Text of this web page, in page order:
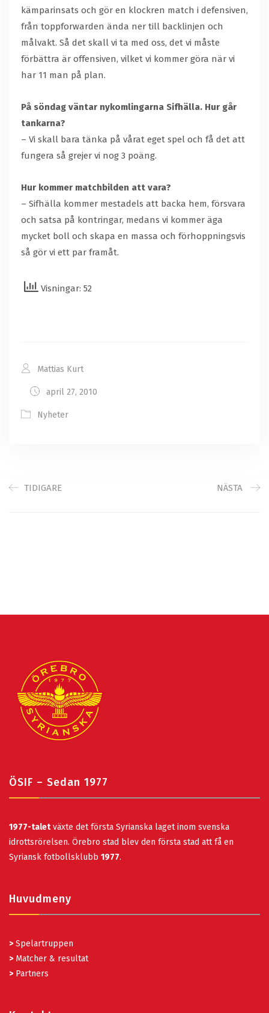
kämparinsats och gör en klockren match i defensiven,
från toppforwarden ända ner till backlinjen och
målvakt. Så det skall vi ta med oss, det vi måste
förbättra är offensiven, vilket vi kommer göra när vi
har 11 man på plan.
På söndag väntar nykomlingarna Sifhälla. Hur går
tankarna?
– Vi skall bara tänka på vårat eget spel och få det att
fungera så grejer vi nog 3 poäng.
Hur kommer matchbilden att vara?
– Sifhälla kommer mestadels att backa hem, försvara
och satsa på kontringar, medans vi kommer äga
mycket boll och skapa en massa och förhoppningsvis
så gör vi ett par framåt.
Visningar: 52
Mattias Kurt
april 27, 2010
Nyheter
TIDIGARE NÄSTA
ÖSIF – Sedan 1977
1977-taletväxte det första Syrianska laget inom svenska
idrottsrörelsen. Örebro stad blev den första stad att få en
Syriansk fotbollsklubb 1977.
Huvudmeny
> Spelartruppen
> Matcher & resultat
> Partners